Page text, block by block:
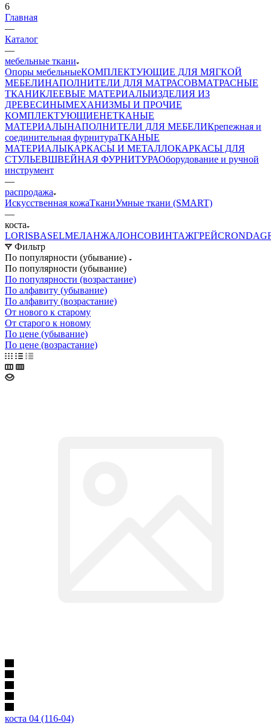
6
Главная
—
Каталог
—
мебельные ткани
Опоры мебельныеКОМПЛЕКТУЮЩИЕ ДЛЯ МЯГКОЙ
МЕБЕЛИНАПОЛНИТЕЛИ ДЛЯ МАТРАСОВМАТРАСНЫЕ
ТКАНИКЛЕЕВЫЕ МАТЕРИАЛЫИЗДЕЛИЯ ИЗ
ДРЕВЕСИНЫМЕХАНИЗМЫ И ПРОЧИЕ
КОМПЛЕКТУЮЩИЕНЕТКАНЫЕ
МАТЕРИАЛЫНАПОЛНИТЕЛИ ДЛЯ МЕБЕЛИКрепежная и
соединительная фурнитураТКАНЫЕ
МАТЕРИАЛЫКАРКАСЫ И МЕТАЛЛОКАРКАСЫ ДЛЯ
СТУЛЬЕВШВЕЙНАЯ ФУРНИТУРАОборудование и ручной
инструмент
—
распродажа
Искусственная кожаТканиУмные ткани (SMART)
—
коста
LORISBASELМЕЛАНЖАЛОНСОВИНТАЖГРЕЙСRONDA
Фильтр
По популярности (убывание)
По популярности (убывание)
По популярности (возрастание)
По алфавиту (убывание)
По алфавиту (возрастание)
От нового к старому
От старого к новому
По цене (убывание)
По цене (возрастание)
коста 04 (116-04)